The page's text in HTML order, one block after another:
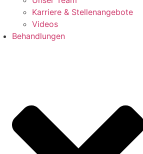
Karriere & Stellenangebote
Videos
Behandlungen